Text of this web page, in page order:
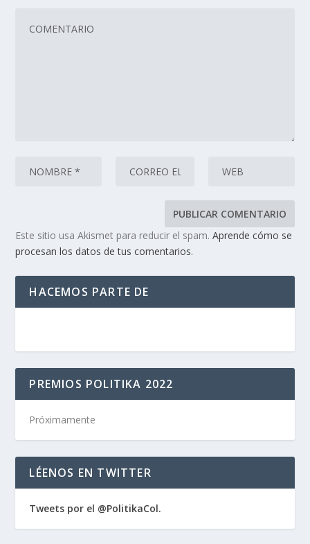
Este sitio usa Akismet para reducir el spam.Aprende cómo se
procesan los datos de tus comentarios.
HACEMOS PARTE DE
PREMIOS POLITIKA 2022
Próximamente
LÉENOS EN TWITTER
Tweets por el @PolitikaCol.